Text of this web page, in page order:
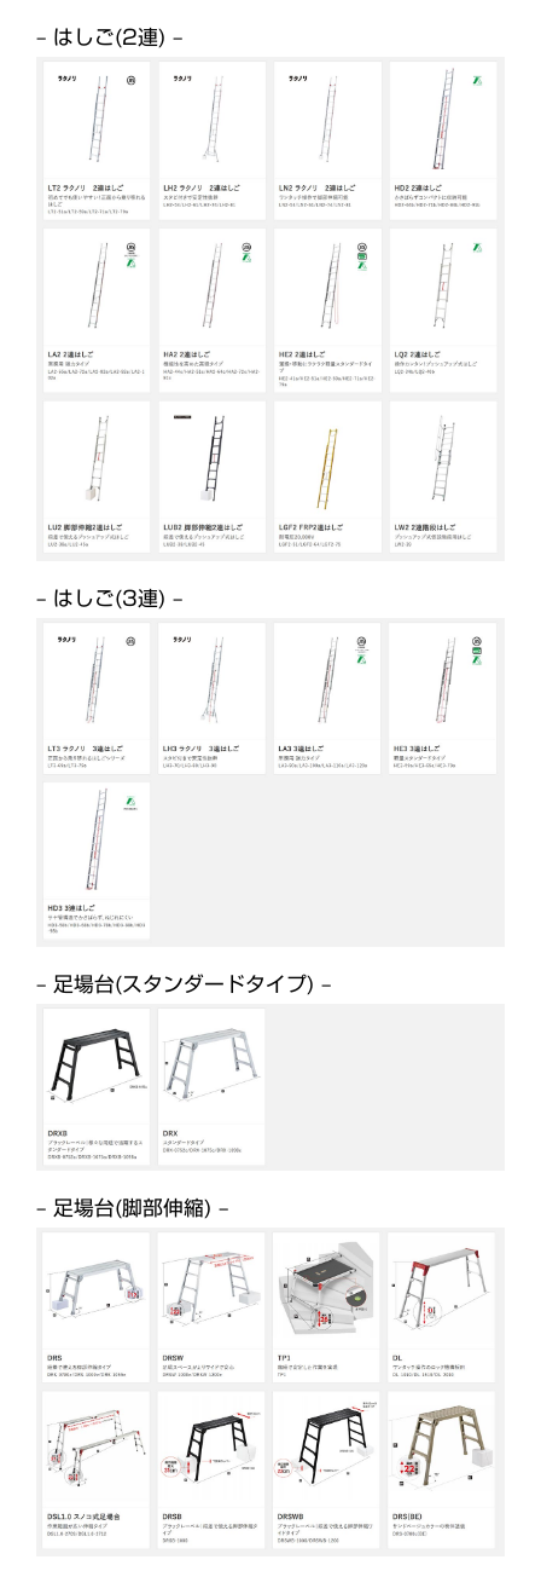
– はしご(2連) –
– はしご(3連) –
– 足場台(スタンダードタイプ) –
– 足場台(脚部伸縮) –